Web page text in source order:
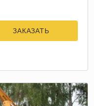
ЗАКАЗАТЬ